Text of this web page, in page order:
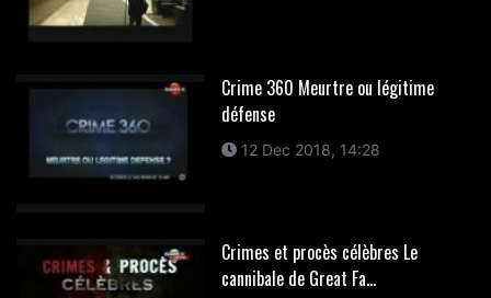
Crime 360 Meurtre ou légitime
défense
12 Dec 2018, 14:28
Crimes et procès célèbres Le
cannibale de Great Fa...